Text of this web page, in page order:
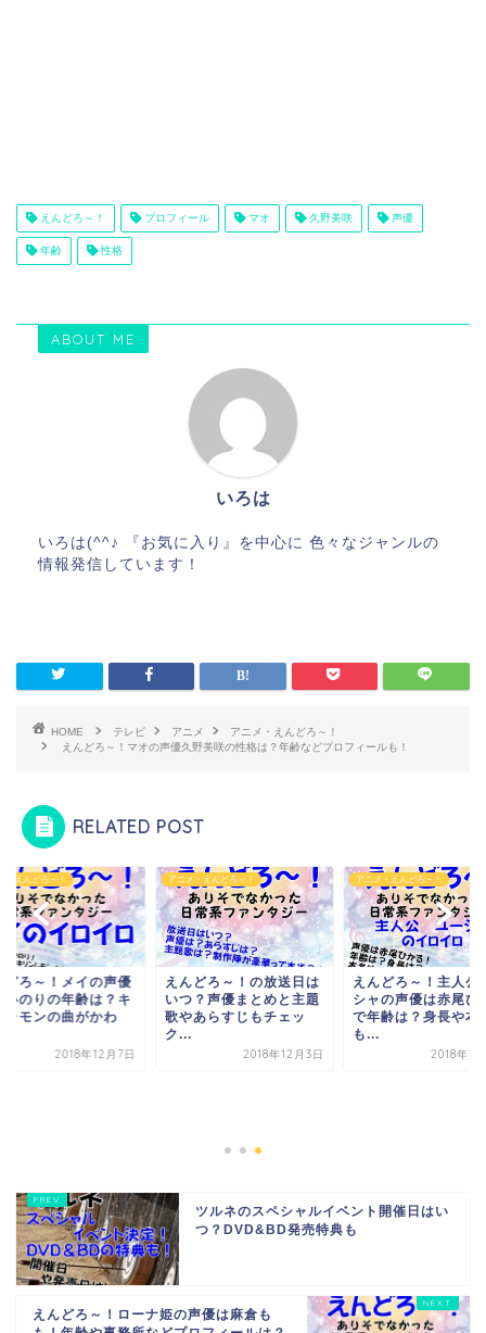
えんどろ～！ プロフィール マオ 久野美咲 声優
年齢 性格
ABOUT ME
いろは
いろは(^^♪ 『お気に入り』を中心に 色々なジャンルの
情報発信しています！
HOME テレビ アニメ
アニメ・えんどろ～！
えんどろ～！マオの声優久野美咲の性格は？年齢などプロフィールも！
RELATED POST
・えんどろ～！
どろ～！メイの声優
いのりの年齢は？キ
レモンの曲がかわ
2018年12月7日
アニメ・えんどろ～！
えんどろ～！の放送日は
いつ？声優まとめと主題
歌やあらすじもチェッ
ク...
2018年12月3日
アニメ・えんどろ～！
えんどろ～！主人公
シャの声優は赤尾ひ
で年齢は？身長や本
も...
2018年12
ツルネのスペシャルイベント開催日はい
つ？DVD&BD発売特典も
えんどろ～！ローナ姫の声優は麻倉も